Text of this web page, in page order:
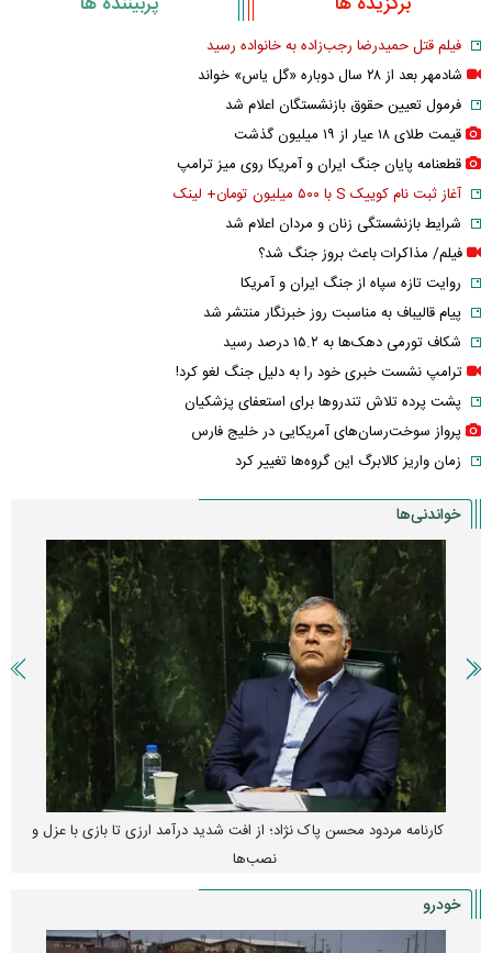
فیلم قتل حمیدرضا رجب‌زاده به خانواده رسید
شادمهر بعد از ۲۸ سال دوباره «گل یاس» خواند
فرمول تعیین حقوق بازنشستگان اعلام شد
قیمت طلای ۱۸ عیار از ۱۹ میلیون گذشت
قطعنامه پایان جنگ ایران و آمریکا روی میز ترامپ
آغاز ثبت نام کوییک S با ۵۰۰ میلیون تومان+ لینک
شرایط بازنشستگی زنان و مردان اعلام شد
فیلم/ مذاکرات باعث بروز جنگ شد؟
روایت تازه سپاه از جنگ ایران و آمریکا
پیام قالیباف به مناسبت روز خبرنگار منتشر شد
شکاف تورمی دهک‌ها به ۱۵.۲ درصد رسید
ترامپ نشست خبری خود را به دلیل جنگ لغو کرد!
پشت پرده تلاش تندروها برای استعفای پزشکیان
پرواز سوخت‌رسان‌های آمریکایی در خلیج فارس
زمان واریز کالابرگ این گروه‌ها تغییر کرد
خواندنی‌ها
کارنامه مردود محسن پاک‌ نژاد؛ از افت شدید درآمد ارزی تا بازی با عزل و
نصب‌ها
خودرو